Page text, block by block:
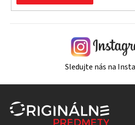
Sledujte nás na